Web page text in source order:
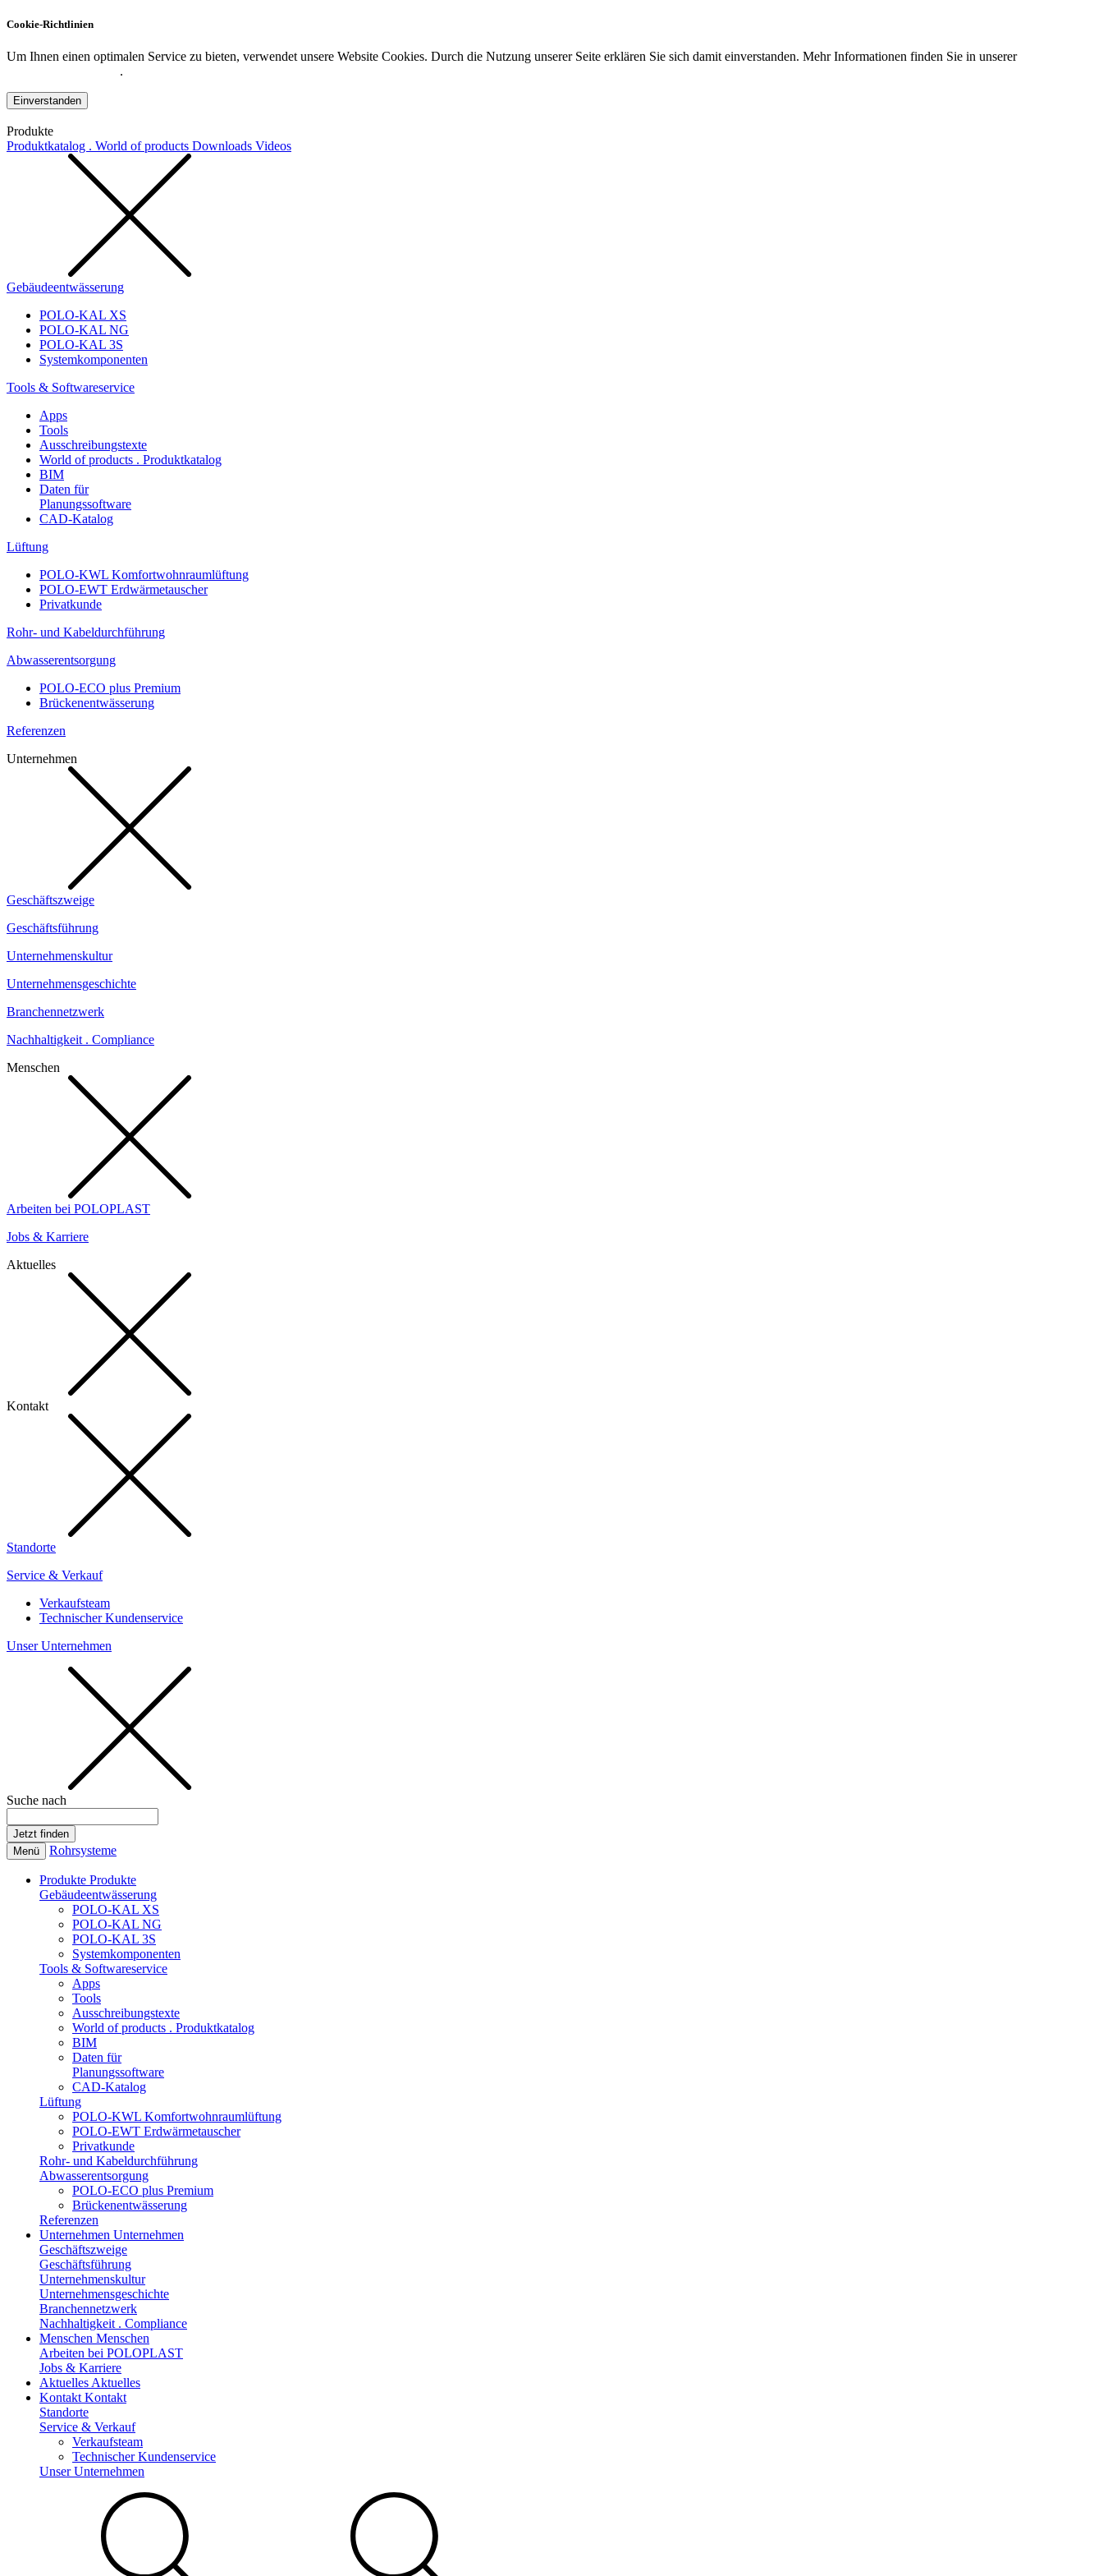
Cookie-Richtlinien
Um Ihnen einen optimalen Service zu bieten, verwendet unsere Website Cookies. Durch die Nutzung unserer Seite erklären Sie sich damit einverstanden. Mehr Informationen finden Sie in unserer
.
Einverstanden
Produkte
Produktkatalog . World of products Downloads Videos
Gebäudeentwässerung
POLO-KAL XS
POLO-KAL NG
POLO-KAL 3S
Systemkomponenten
Tools & Softwareservice
Apps
Tools
Ausschreibungstexte
World of products . Produktkatalog
BIM
Daten für
Planungssoftware
CAD-Katalog
Lüftung
POLO-KWL Komfortwohnraumlüftung
POLO-EWT Erdwärmetauscher
Privatkunde
Rohr- und Kabeldurchführung
Abwasserentsorgung
POLO-ECO plus Premium
Brückenentwässerung
Referenzen
Unternehmen
Geschäftszweige
Geschäftsführung
Unternehmenskultur
Unternehmensgeschichte
Branchennetzwerk
Nachhaltigkeit . Compliance
Menschen
Arbeiten bei POLOPLAST
Jobs & Karriere
Aktuelles
Kontakt
Standorte
Service & Verkauf
Verkaufsteam
Technischer Kundenservice
Unser Unternehmen
Suche nach
Menü Rohrsysteme
Produkte Produkte
Gebäudeentwässerung
POLO-KAL XS
POLO-KAL NG
POLO-KAL 3S
Systemkomponenten
Tools & Softwareservice
Apps
Tools
Ausschreibungstexte
World of products . Produktkatalog
BIM
Daten für
Planungssoftware
CAD-Katalog
Lüftung
POLO-KWL Komfortwohnraumlüftung
POLO-EWT Erdwärmetauscher
Privatkunde
Rohr- und Kabeldurchführung
Abwasserentsorgung
POLO-ECO plus Premium
Brückenentwässerung
Referenzen
Unternehmen Unternehmen
Geschäftszweige
Geschäftsführung
Unternehmenskultur
Unternehmensgeschichte
Branchennetzwerk
Nachhaltigkeit . Compliance
Menschen Menschen
Arbeiten bei POLOPLAST
Jobs & Karriere
Aktuelles Aktuelles
Kontakt Kontakt
Standorte
Service & Verkauf
Verkaufsteam
Technischer Kundenservice
Unser Unternehmen